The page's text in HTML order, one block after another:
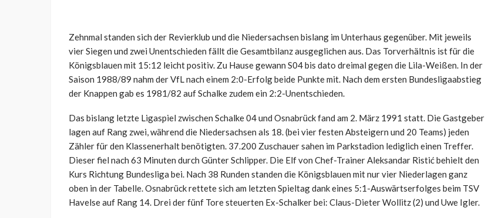
Zehnmal standen sich der Revierklub und die Niedersachsen bislang im Unterhaus gegenüber. Mit jeweils
vier Siegen und zwei Unentschieden fällt die Gesamtbilanz ausgeglichen aus. Das Torverhältnis ist für die
Königsblauen mit 15:12 leicht positiv. Zu Hause gewann S04 bis dato dreimal gegen die Lila-Weißen. In der
Saison 1988/89 nahm der VfL nach einem 2:0-Erfolg beide Punkte mit. Nach dem ersten Bundesligaabstieg
der Knappen gab es 1981/82 auf Schalke zudem ein 2:2-Unentschieden.
Das bislang letzte Ligaspiel zwischen Schalke 04 und Osnabrück fand am 2. März 1991 statt. Die Gastgeber
lagen auf Rang zwei, während die Niedersachsen als 18. (bei vier festen Absteigern und 20 Teams) jeden
Zähler für den Klassenerhalt benötigten. 37.200 Zuschauer sahen im Parkstadion lediglich einen Treffer.
Dieser fiel nach 63 Minuten durch Günter Schlipper. Die Elf von Chef-Trainer Aleksandar Ristić behielt den
Kurs Richtung Bundesliga bei. Nach 38 Runden standen die Königsblauen mit nur vier Niederlagen ganz
oben in der Tabelle. Osnabrück rettete sich am letzten Spieltag dank eines 5:1-Auswärtserfolges beim TSV
Havelse auf Rang 14. Drei der fünf Tore steuerten Ex-Schalker bei: Claus-Dieter Wollitz (2) und Uwe Igler.